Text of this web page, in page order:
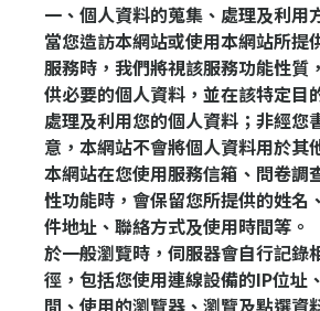
一、個人資料的蒐集、處理及利用
當您造訪本網站或使用本網站所提
服務時，我們將視該服務功能性質
供必要的個人資料，並在該特定目
處理及利用您的個人資料；非經您
意，本網站不會將個人資料用於其
本網站在您使用服務信箱、問卷調
性功能時，會保留您所提供的姓名
件地址、聯絡方式及使用時間等。
於一般瀏覽時，伺服器會自行記錄
徑，包括您使用連線設備的IP位址
間、使用的瀏覽器、瀏覽及點選資